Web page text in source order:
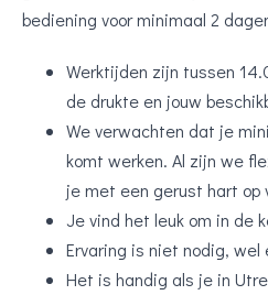
bediening voor minimaal 2
Werktijden zijn tussen
de drukte en jouw
We verwachten dat je
komt werken. Al zijn we
je met een gerust hart op
Je vind het leuk om in de
Ervaring is niet nodig, wel
Het is handig als je in